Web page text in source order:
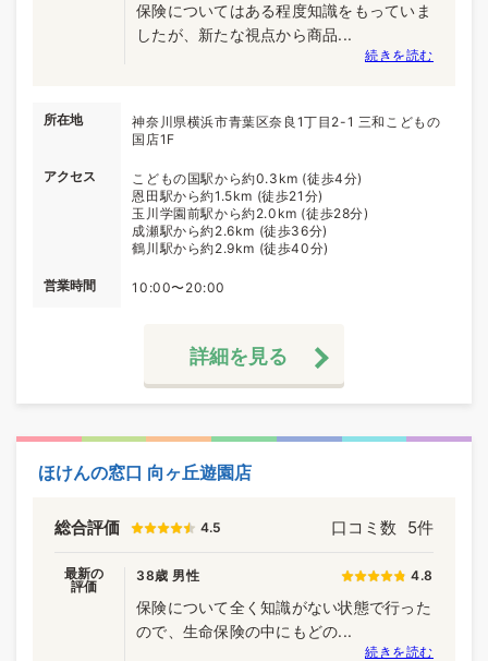
保険についてはある程度知識をもっていま
したが、新たな視点から商品...
続きを読む
所在地
神奈川県横浜市青葉区奈良1丁目2-1 三和こどもの
国店1F
アクセス
こどもの国駅から約0.3km (徒歩4分)
恩田駅から約1.5km (徒歩21分)
玉川学園前駅から約2.0km (徒歩28分)
成瀬駅から約2.6km (徒歩36分)
鶴川駅から約2.9km (徒歩40分)
営業時間 10:00〜20:00
詳細を見る
ほけんの窓口 向ヶ丘遊園店
総合評価 4.5 口コミ数 5件
最新の
評価
38歳 男性 4.8
保険について全く知識がない状態で行った
ので、生命保険の中にもどの...
続きを読む